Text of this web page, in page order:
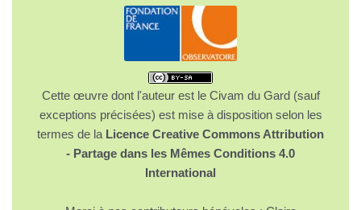
Cette œuvre dont l'auteur est le Civam du Gard (sauf
exceptions précisées) est mise à disposition selon les
termes de la Licence Creative Commons Attribution
- Partage dans les Mêmes Conditions 4.0
International